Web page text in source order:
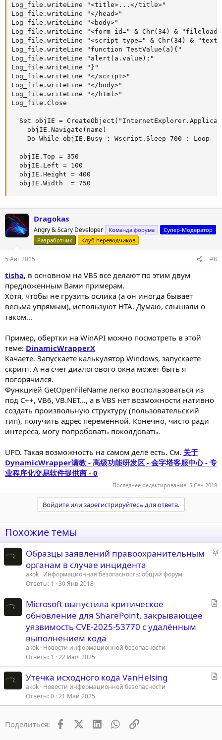
Log_file.writeLine "<title>...</title>"
Log_file.writeLine "</head>"
Log_file.writeLine "<body>"
Log_file.writeLine "<form id=" & Chr(34) & "fileload"
Log_file.writeLine "<script type=" & Chr(34) &
Log_file.writeLine "function TestValue(a){"
Log_file.writeLine "alert(a.value);"
Log_file.writeLine "}"
Log_file.writeLine "</script>"
Log_file.writeLine "</body>"
Log_file.writeLine "</html>"
Log_file.Close
Set objIE =
    objIE.Navigate(name)
    Do While objIE.Busy : Wscript.Sleep 700 : Loop
  objIE.Top = 350
  objIE.Left = 100
  objIE.Height = 400
  objIE.Width  = 750
Dragokas
Angry & Scary Developer Команда форума
Супер-Модератор
Разработчик
Клуб переводчиков
5 Авг 2015 #8
tisha, в основном на VBS все делают по этим двум
предложенным Вами примерам.
Хотя, чтобы не грузить ослика (а он иногда бывает
весьма упрямым), используют HTA. Думаю, слышали о
таком...
Пример, обертки на WinAPI можно посмотреть в этой
теме: DinamicWrapperX
Качаете. Запускаете калькулятор Windows, запускаете
скрипт. А на счет диалогового окна может быть я
погорячился.
Функцией GetOpenFileName легко воспользоваться из
под C++, VB6, VB.NET..., а в VBS нет возможности нативно
создать произвольную структуру (пользовательский
тип), получить адрес переменной. Конечно, чисто ради
интереса, могу попробовать поколдовать.
UPD. Такая возможность на самом деле есть. См. 关于
DynamicWrapper请教 - 高级功能研发区 - 金字塔客服中心 - 专
业程序化交易软件提供商 - 0
Последнее редактирование: 5 Сен 2018
Войдите или зарегистрируйтесь для ответа.
Похожие темы
З
е
Образцы заявлений правоохранительным
органам в случае инцидента
akok Информационная безопасность: общий форум
Ответы 1 30 Янв 2018
Microsoft выпустила критическое
обновление для SharePoint, закрывающее
уязвимость CVE-2025-53770 с удалённым
выполнением кода
akok Новости информационной безопасности
Ответы 1 22 Июл 2025
т
Утечка исходного кода VanHelsing
akok Новости информационной безопасности
Ответы 0 21 Май 2025
Поделиться: FacebookX (Twitter)
LinkedInWhatsAppСсылка